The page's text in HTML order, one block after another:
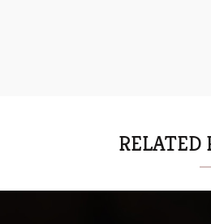
RELATED